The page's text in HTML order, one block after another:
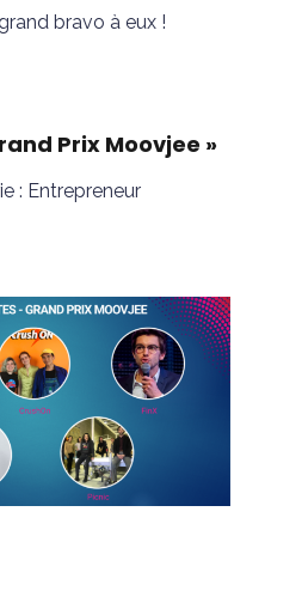
bravo à eux !
Prix Moovjee »
: Entrepreneur